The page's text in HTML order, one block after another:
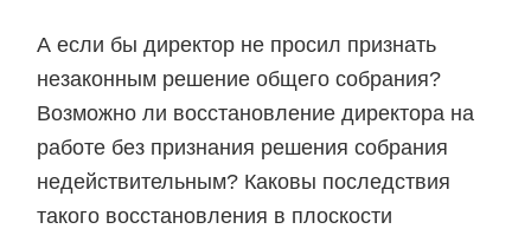
А если бы директор не просил признать
незаконным решение общего собрания?
Возможно ли восстановление директора на
работе без признания решения собрания
недействительным? Каковы последствия
такого восстановления в плоскости